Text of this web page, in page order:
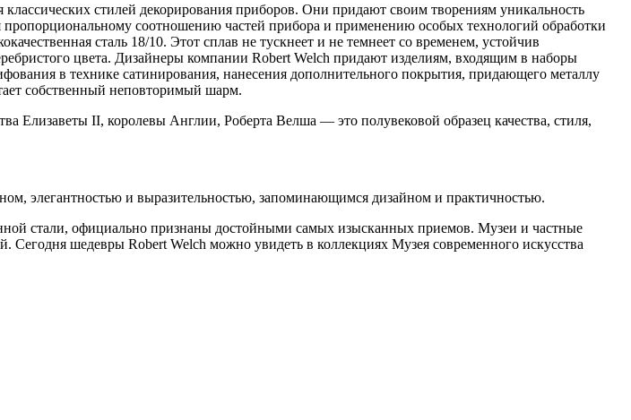
стилей декорирования приборов. Они придают своим творениям уникальность
соотношению частей прибора и применению особых технологий обработки
сталь 18/10. Этот сплав не тускнеет и не темнеет со временем, устойчив
цвета. Дизайнеры компании Robert Welch придают изделиям, входящим в наборы
в технике сатинирования, нанесения дополнительного покрытия, придающего металлу
собственный неповторимый шарм.
Елизаветы II, королевы Англии, Роберта Велша — это полувековой образец качества, стиля,
элегантностью и выразительностью, запоминающимся дизайном и практичностью.
стали, официально признаны достойными самых изысканных приемов. Музеи и частные
шедевры Robert Welch можно увидеть в коллекциях Музея современного искусства